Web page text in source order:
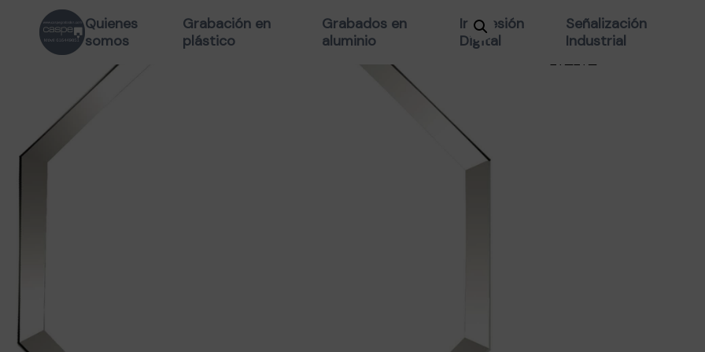
Quienes
somos
Grabación en
plástico
Grabados en
aluminio
Impresión
Digital
Señalización
Industrial
CRISTAL